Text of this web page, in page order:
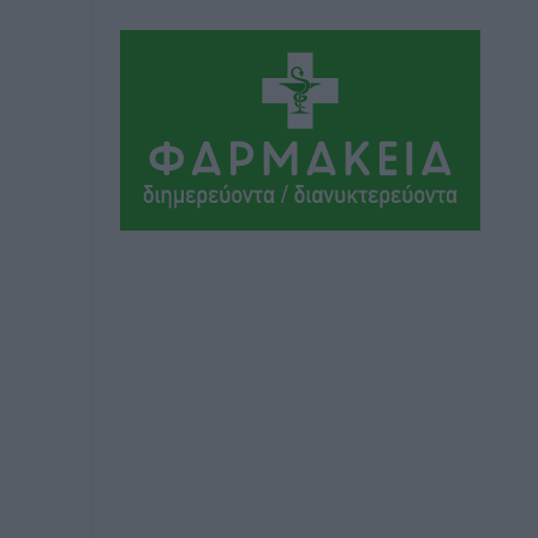
επόμενες 48 ώρες στη χώρα
πριν 14 ώρες
Δύο σχολεία της Λέρου αλλάζουν όψη
με δωρεά αγάπης για τα παιδιά
Τοπικές Ειδήσεις• πριν 14 ώρες